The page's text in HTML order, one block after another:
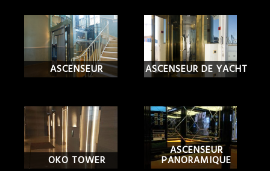
ASCENSEUR ASCENSEUR DE YACHT
OKO TOWER
ASCENSEUR
PANORAMIQUE